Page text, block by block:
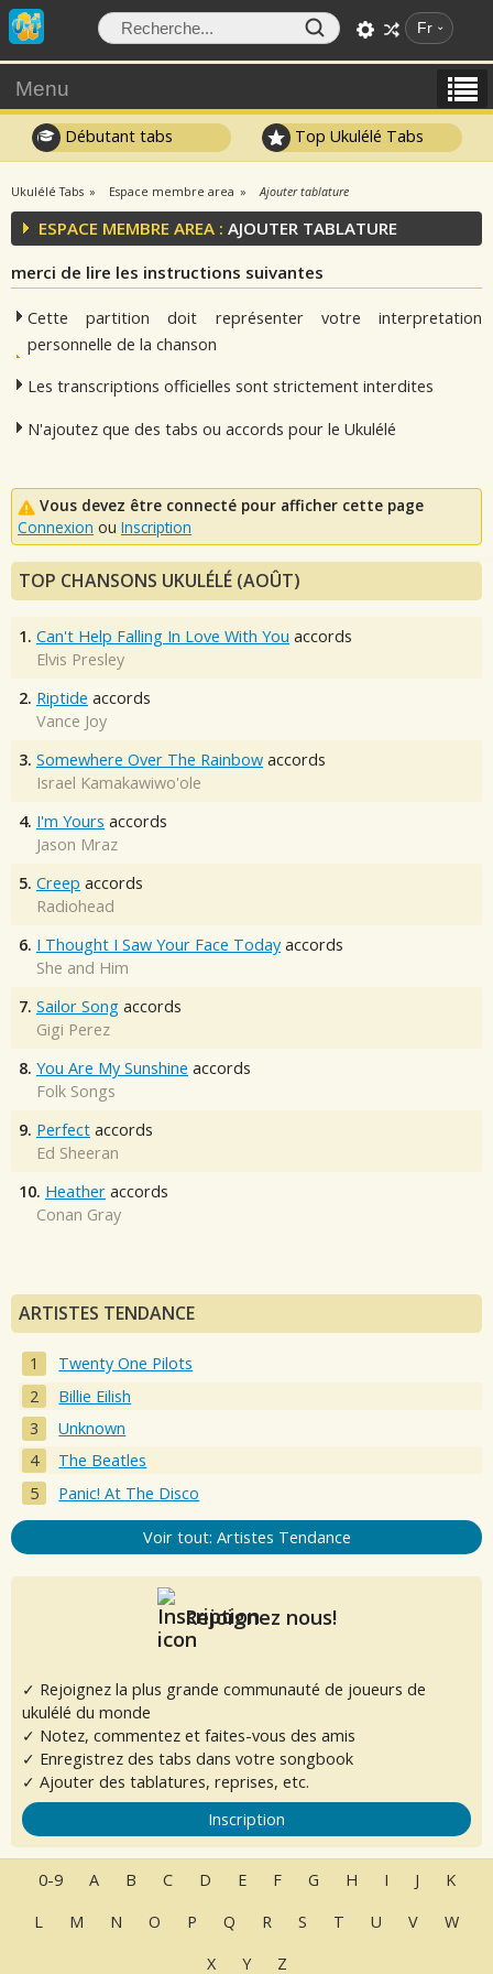
Fr
Menu
Débutant tabs Top Ukulélé Tabs
Ukulélé Tabs Espace membre area Ajouter tablature
ESPACE MEMBRE AREA : AJOUTER TABLATURE
merci de lire les instructions suivantes
Cette partition doit représenter votre interpretation
personnelle de la chanson
Les transcriptions officielles sont strictement interdites
N'ajoutez que des tabs ou accords pour le Ukulélé
Vous devez être connecté pour afficher cette page
Connexion ou Inscription
TOP CHANSONS UKULÉLÉ (AOÛT)
1. Can't Help Falling In Love With You accords
Elvis Presley
2. Riptide accords
Vance Joy
3. Somewhere Over The Rainbow accords
Israel Kamakawiwo'ole
4. I'm Yours accords
Jason Mraz
5. Creep accords
Radiohead
6. I Thought I Saw Your Face Today accords
She and Him
7. Sailor Song accords
Gigi Perez
8. You Are My Sunshine accords
Folk Songs
9. Perfect accords
Ed Sheeran
10. Heather accords
Conan Gray
ARTISTES TENDANCE
Twenty One Pilots
Billie Eilish
Unknown
The Beatles
Panic! At The Disco
Voir tout: Artistes Tendance
Rejoignez nous!
✓ Rejoignez la plus grande communauté de joueurs de
ukulélé du monde
✓ Notez, commentez et faites-vous des amis
✓ Enregistrez des tabs dans votre songbook
✓ Ajouter des tablatures, reprises, etc.
Inscription
0-9 A B C D E F G H I J
K
L
M N O P Q R S T U V
W
X
Y Z